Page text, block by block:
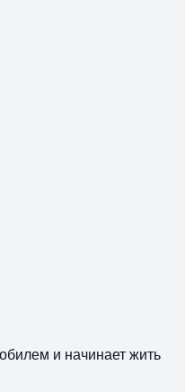
и начинает жить